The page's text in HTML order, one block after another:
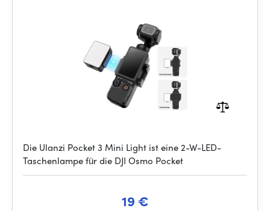
Die Ulanzi Pocket 3 Mini Light ist eine 2-W-LED-
Taschenlampe für die DJI Osmo Pocket
19 €